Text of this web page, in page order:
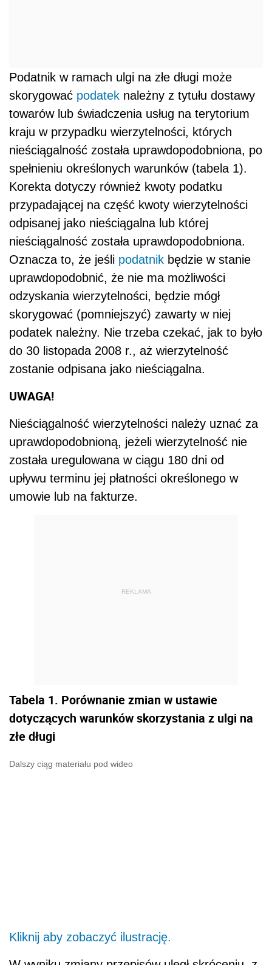
Podatnik w ramach ulgi na złe długi może
skorygować podatek należny z tytułu dostawy
towarów lub świadczenia usług na terytorium
kraju w przypadku wierzytelności, których
nieściągalność została uprawdopodobniona, po
spełnieniu określonych warunków (tabela 1).
Korekta dotyczy również kwoty podatku
przypadającej na część kwoty wierzytelności
odpisanej jako nieściągalna lub której
nieściągalność została uprawdopodobniona.
Oznacza to, że jeśli podatnik będzie w stanie
uprawdopodobnić, że nie ma możliwości
odzyskania wierzytelności, będzie mógł
skorygować (pomniejszyć) zawarty w niej
podatek należny. Nie trzeba czekać, jak to było
do 30 listopada 2008 r., aż wierzytelność
zostanie odpisana jako nieściągalna.
UWAGA!
Nieściągalność wierzytelności należy uznać za
uprawdopodobnioną, jeżeli wierzytelność nie
została uregulowana w ciągu 180 dni od
upływu terminu jej płatności określonego w
umowie lub na fakturze.
REKLAMA
Tabela 1. Porównanie zmian w ustawie
dotyczących warunków skorzystania z ulgi na
złe długi
Dalszy ciąg materiału pod wideo
Kliknij aby zobaczyć ilustrację.